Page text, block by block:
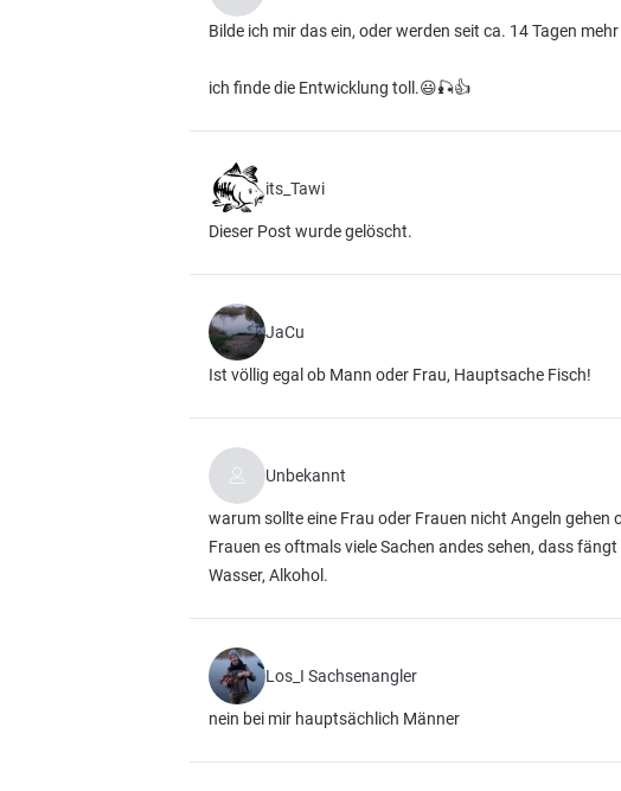
Bilde ich mir das ein, oder werden seit ca. 14 Tagen
ich finde die Entwicklung toll.😃🎣👍
its_Tawi
Dieser Post wurde gelöscht.
JaCu
Ist völlig egal ob Mann oder Frau, Hauptsache Fisch!
Unbekannt
warum sollte eine Frau oder Frauen nicht Angeln
Frauen es oftmals viele Sachen andes sehen, dass
Wasser, Alkohol.
Los_I Sachsenangler
nein bei mir hauptsächlich Männer